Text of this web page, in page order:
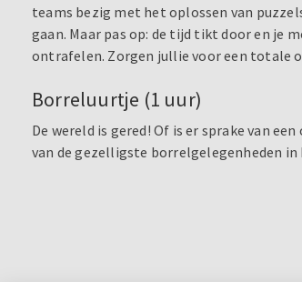
teams bezig met het oplossen van
gaan. Maar pas op: de tijd tikt door en je
ontrafelen. Zorgen jullie voor een totale
Borreluurtje (1 uur)
De wereld is gered! Of is er sprake van
van de gezelligste borrelgelegenheden in